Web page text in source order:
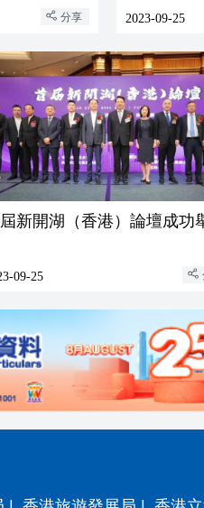
分享 2023-09-25
新開湖（香港）論壇成功
09-25